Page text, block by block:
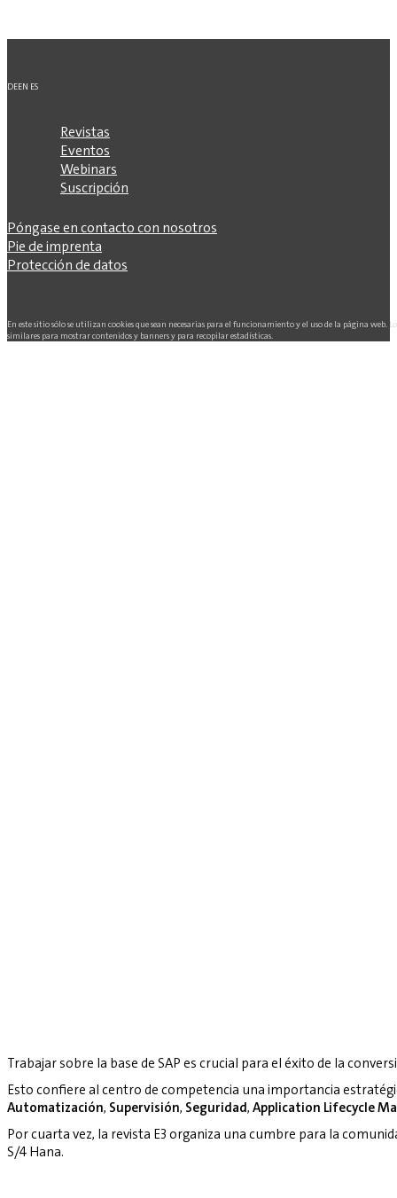
DEEN ES
Revistas
Eventos
Webinars
Suscripción
Póngase en contacto con nosotros
Pie de imprenta
Protección de datos
En este sitio sólo se utilizan cookies que sean necesarias para el funcionamiento y el uso de la página web.
similares para mostrar contenidos y banners y para recopilar estadísticas.
Trabajar sobre la base de SAP es crucial para el éxito de la
Esto confiere al centro de competencia una importancia
Automatización, Supervisión, Seguridad, Application Lifecycle
Por cuarta vez, la revista E3 organiza una cumbre para la
S/4 Hana.